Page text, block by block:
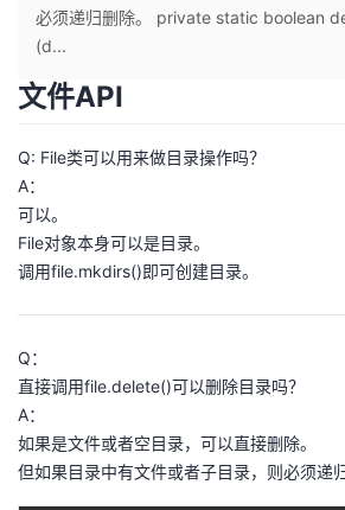
人
主
我
的
发
者
客
论
的
我
必须递归删除。 private static boolean
(d...
文件API
Q: File类可以用来做目录操作吗？
A：
可以。
File对象本身可以是目录。
调用file.mkdirs()即可创建目录。
Q：
直接调用file.delete()可以删除目录吗？
A：
如果是文件或者空目录，可以直接删除。
但如果目录中有文件或者子目录，则必须递